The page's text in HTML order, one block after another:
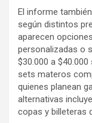
El informe
según distintos
aparecen
personalizadas o
$30.000 a
sets materos
quienes planean
alternativas
copas y billeteras